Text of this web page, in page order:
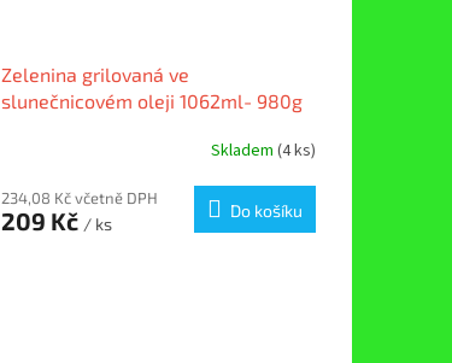
Zelenina grilovaná ve
slunečnicovém oleji 1062ml- 980g
Skladem (4 ks)
234,08 Kč včetně DPH
209 Kč / ks
Do košíku